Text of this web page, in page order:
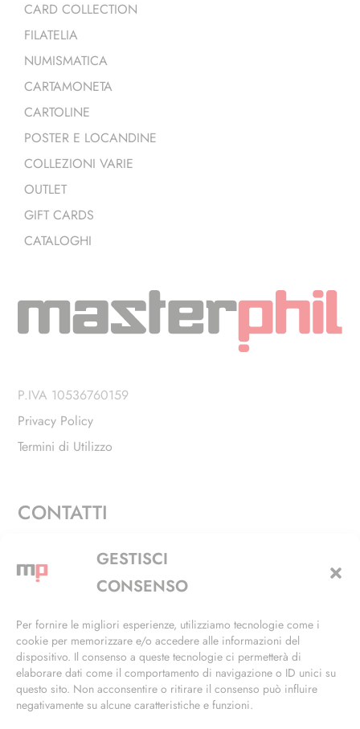
GESTISCI
CONSENSO
Per fornire le migliori esperienze, utilizziamo tecnologie come i
cookie per memorizzare e/o accedere alle informazioni del
dispositivo. Il consenso a queste tecnologie ci permetterà di
elaborare dati come il comportamento di navigazione o ID unici su
questo sito. Non acconsentire o ritirare il consenso può influire
negativamente su alcune caratteristiche e funzioni.
CARD COLLECTION
FILATELIA
NUMISMATICA
CARTAMONETA
CARTOLINE
POSTER E LOCANDINE
COLLEZIONI VARIE
OUTLET
GIFT CARDS
CATALOGHI
P.IVA 10536760159
Privacy Policy
Termini di Utilizzo
CONTATTI
Via Alfieri, 27 - Trezzano Sul Naviglio (MI)
+39 02 4846 3155
info@masterphil.it